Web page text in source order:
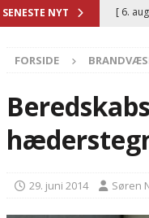
SENESTE NYT [ 6.
[ 5.
i det
[ 4.
FORSIDE
29. juni 2014 Søren